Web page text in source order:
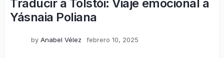
Traducir a Tolstói: Viaje emocional a
Yásnaia Poliana
by Anabel Vélez febrero 10, 2025